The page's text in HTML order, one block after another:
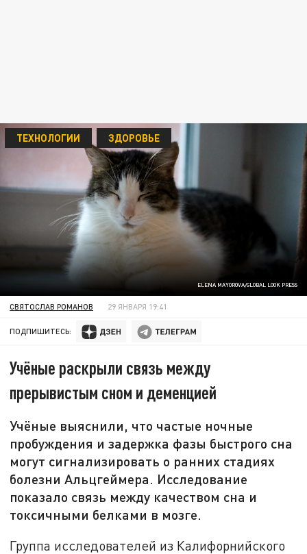
ELENA MAYOROVA/GLOBAL LOOK PRESS
ТЕХНОЛОГИИ ЗДОРОВЬЕ
СВЯТОСЛАВ РОМАНОВ 29 ЯНВАРЯ 19:41
ПОДПИШИТЕСЬ:
Учёные раскрыли связь между
прерывистым сном и деменцией
Учёные выяснили, что частые ночные
пробуждения и задержка фазы быстрого сна
могут сигнализировать о ранних стадиях
болезни Альцгеймера. Исследование
показало связь между качеством сна и
токсичными белками в мозге.
Группа исследователей из Калифорнийского